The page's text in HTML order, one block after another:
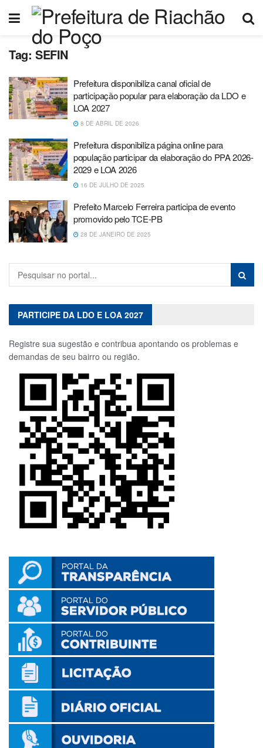
Tag: SEFIN
Prefeitura disponibiliza canal oficial de
participação popular para elaboração da LDO e
LOA 2027
8 DE ABRIL DE 2026
Prefeitura disponibiliza página online para
população participar da elaboração do PPA 2026-
2029 e LOA 2026
16 DE JULHO DE 2025
Prefeito Marcelo Ferreira participa de evento
promovido pelo TCE-PB
28 DE JANEIRO DE 2025
PARTICIPE DA LDO E LOA 2027
Registre sua sugestão e contribua apontando os problemas e
demandas de seu bairro ou região.